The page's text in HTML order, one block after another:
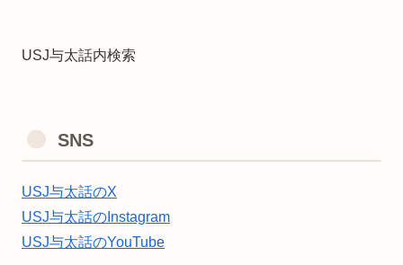
USJ与太話内検索
SNS
USJ与太話のX
USJ与太話のInstagram
USJ与太話のYouTube